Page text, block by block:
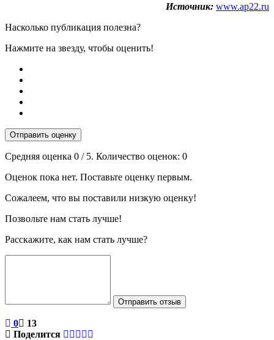
Источник: www.ap22.ru
Насколько публикация полезна?
Нажмите на звезду, чтобы оценить!
Отправить оценку
Средняя оценка 0 / 5. Количество оценок: 0
Оценок пока нет. Поставьте оценку первым.
Сожалеем, что вы поставили низкую оценку!
Позвольте нам стать лучше!
Расскажите, как нам стать лучше?
Отправить отзыв
0
13
Поделится